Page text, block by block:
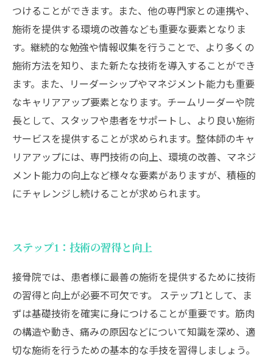
つけることができます。また、他の専門家との連携や、
施術を提供する環境の改善なども重要な要素となりま
す。継続的な勉強や情報収集を行うことで、より多くの
施術方法を知り、また新たな技術を導入することができ
ます。また、リーダーシップやマネジメント能力も重要
なキャリアアップ要素となります。チームリーダーや院
長として、スタッフや患者をサポートし、より良い施術
サービスを提供することが求められます。整体師のキャ
リアアップには、専門技術の向上、環境の改善、マネジ
メント能力の向上など様々な要素がありますが、積極的
にチャレンジし続けることが求められます。
ステップ1：技術の習得と向上
接骨院では、患者様に最善の施術を提供するために技術
の習得と向上が必要不可欠です。 ステップ1として、ま
ずは基礎技術を確実に身につけることが重要です。筋肉
の構造や動き、痛みの原因などについて知識を深め、適
切な施術を行うための基本的な手技を習得しましょう。